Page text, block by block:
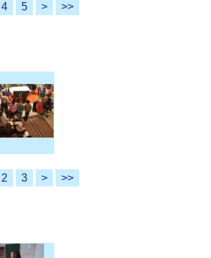
4 5 > >>
2 3 > >>